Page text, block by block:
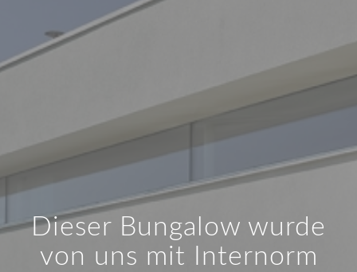
Dieser Bungalow wurde
von uns mit Internorm